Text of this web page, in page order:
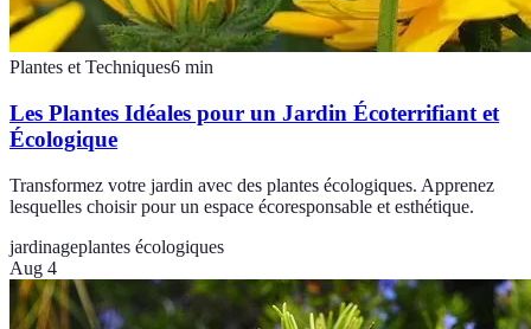
Plantes et Techniques6 min
Les Plantes Idéales pour un Jardin Écoterrifiant et
Écologique
Transformez votre jardin avec des plantes écologiques. Apprenez
lesquelles choisir pour un espace écoresponsable et esthétique.
jardinageplantes écologiques
Aug 4